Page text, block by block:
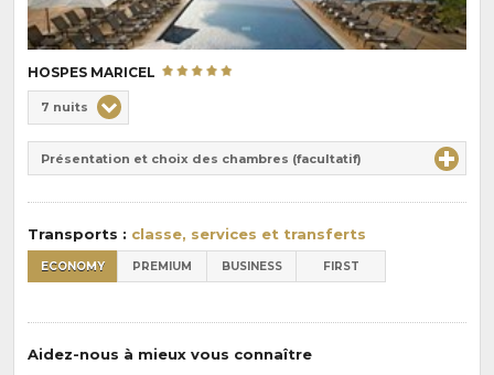
HOSPES MARICEL
de
pension
:
Durée
7 nuits
Présentation et choix des chambres (facultatif)
Transports : classe, services et transferts
ECONOMY PREMIUM BUSINESS FIRST
Aidez-nous à mieux vous connaître